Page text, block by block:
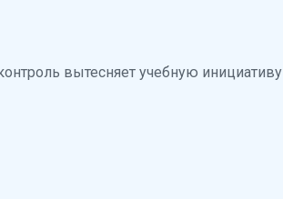
вытесняет учебную инициативу